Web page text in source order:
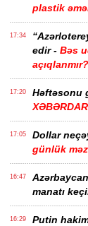
plastik
17:34
edir - Bəs
açıqlanmır?
17:20
Həftəsonu
17:05 Dollar
günlük
16:47
manatı
16:29
Putin